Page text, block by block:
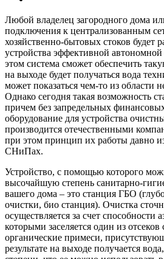
Любой владелец загородного дома
подключения к централизованным
хозяйственно-бытовых стоков будет
устройства эффективной
этом система сможет обеспечить
на выходе будет получаться вода
может показаться чем-то из области
Однако сегодня такая возможность
причем без запредельных финансовых
оборудование для устройства
производится отечественными
при этом принцип их работы давно
СНиПах.
Устройство, с помощью которого
высочайшую степень санитарно-
вашего дома – это станция ГБО
очистки, био станция). Очистка
осуществляется за счет способности
которыми заселяется один из отсеков
органические примеси,
результате на выходе получается